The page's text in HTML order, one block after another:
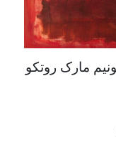
مارک روتکو